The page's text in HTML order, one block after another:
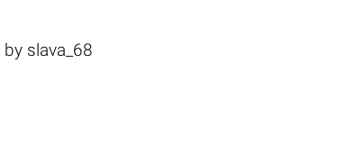
by slava_68